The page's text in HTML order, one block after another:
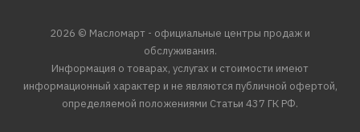
2026 © Масломарт - официальные центры продаж и
обслуживания.
Информация о товарах, услугах и стоимости имеют
информационный характер и не являются публичной офертой,
определяемой положениями Статьи 437 ГК РФ.